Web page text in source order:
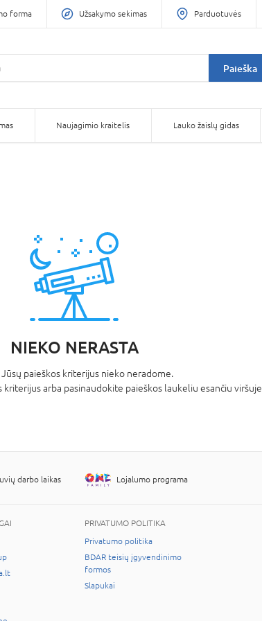
forma Užsakymo sekimas Parduotuvės
Paieška
Naujagimio kraitelis Lauko žaislų gidas
NIEKO NERASTA
Jūsų paieškos kriterijus nieko neradome.
arba pasinaudokite paieškos laukeliu esančiu viršuje
darbo laikas Lojalumo programa
PRIVATUMO POLITIKA
Privatumo politika
BDAR teisių įgyvendinimo
formos
Slapukai